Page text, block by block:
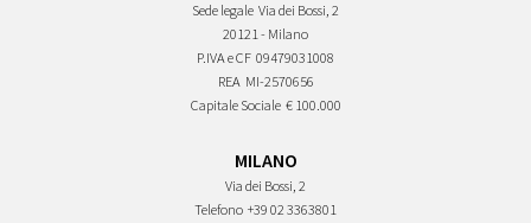
Sede legale Via dei Bossi, 2
20121 - Milano
P.IVA e CF 09479031008
REA MI-2570656
Capitale Sociale € 100.000
MILANO
Via dei Bossi, 2
Telefono +39 02 3363801